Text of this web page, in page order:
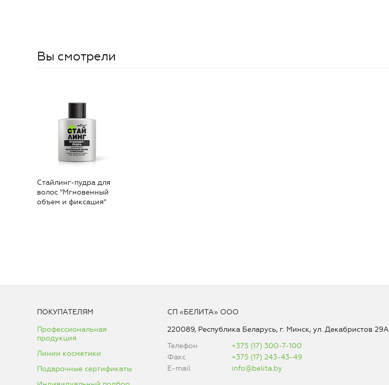
Вы смотрели
Стайлинг-пудра для
волос "Мгновенный
объем и фиксация"
ПОКУПАТЕЛЯМ
Профессиональная
продукция
Линии косметики
Подарочные сертификаты
СП «БЕЛИТА» ООО
220089, Республика Беларусь, г. Минск, ул. Декабристов 29А
Телефон
+375 (17) 300-7-100
Факс
+375 (17) 243-43-49
E-mail
info@belita.by